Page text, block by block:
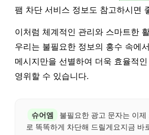
팸 차단 서비스 정보도 참고하시면
이처럼 체계적인 관리와 스마트한
우리는 불필요한 정보의 홍수 속에
메시지만을 선별하여 더욱 효율적
영위할 수 있습니다.
슈어엠
불필요한 광고 문자는 이제
로 똑똑하게 차단해 드릴게요지금 바